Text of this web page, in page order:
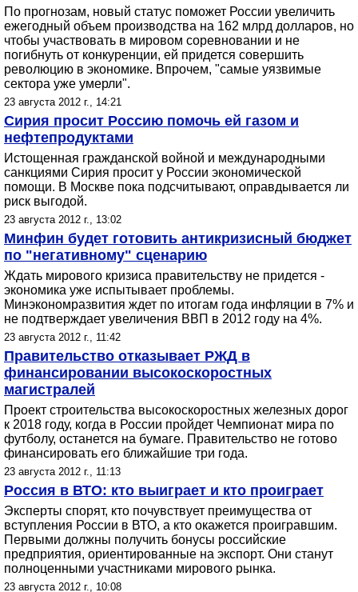
По прогнозам, новый статус поможет России увеличить
ежегодный объем производства на 162 млрд долларов, но
чтобы участвовать в мировом соревновании и не
погибнуть от конкуренции, ей придется совершить
революцию в экономике. Впрочем, "самые уязвимые
сектора уже умерли".
23 августа 2012 г., 14:21
Сирия просит Россию помочь ей газом и
нефтепродуктами
Истощенная гражданской войной и международными
санкциями Сирия просит у России экономической
помощи. В Москве пока подсчитывают, оправдывается ли
риск выгодой.
23 августа 2012 г., 13:02
Минфин будет готовить антикризисный бюджет
по "негативному" сценарию
Ждать мирового кризиса правительству не придется -
экономика уже испытывает проблемы.
Минэкономразвития ждет по итогам года инфляции в 7% и
не подтверждает увеличения ВВП в 2012 году на 4%.
23 августа 2012 г., 11:42
Правительство отказывает РЖД в
финансировании высокоскоростных
магистралей
Проект строительства высокоскоростных железных дорог
к 2018 году, когда в России пройдет Чемпионат мира по
футболу, останется на бумаге. Правительство не готово
финансировать его ближайшие три года.
23 августа 2012 г., 11:13
Россия в ВТО: кто выиграет и кто проиграет
Эксперты спорят, кто почувствует преимущества от
вступления России в ВТО, а кто окажется проигравшим.
Первыми должны получить бонусы российские
предприятия, ориентированные на экспорт. Они станут
полноценными участниками мирового рынка.
23 августа 2012 г., 10:08